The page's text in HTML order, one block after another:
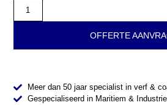
OFFERTE
Meer dan 50 jaar specialist in verf &
Gespecialiseerd in Maritiem & Industrie